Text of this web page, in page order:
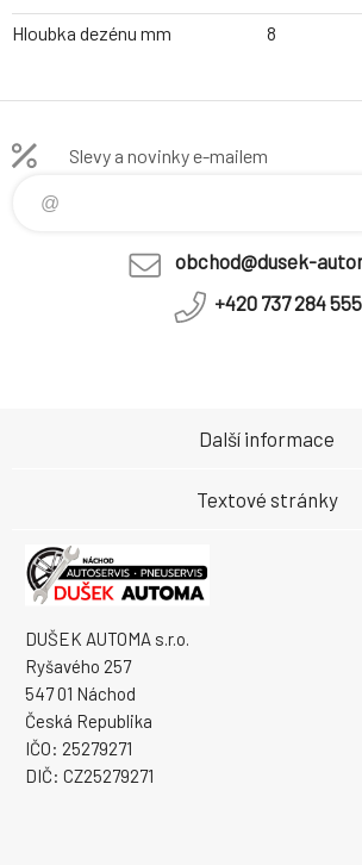
Hloubka dezénu mm
8
Slevy a novinky e-mailem
obchod@dusek-
+420 737 284 555
DUŠEK AUTOMA s.r.o.
Ryšavého 257
547 01 Náchod
Česká Republika
IČO: 25279271
DIČ: CZ25279271
Další informace
Textové stránky